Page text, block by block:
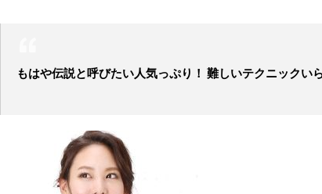
もはや伝説と呼びたい人気っぷり！ 難しいテクニックい